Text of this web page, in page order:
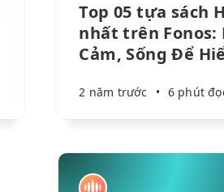
Top 05 tựa sách
nhất trên Fonos:
Cảm, Sống Để
2 năm trước • 6 phút